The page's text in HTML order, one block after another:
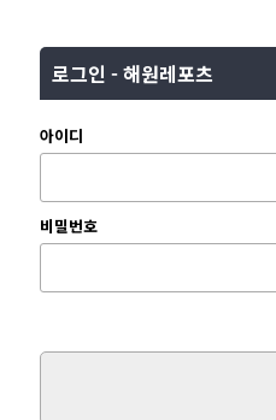
로그인 - 해원레포츠
아이디
비밀번호